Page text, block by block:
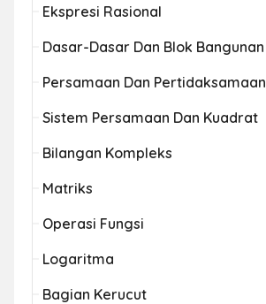
Ekspresi Rasional
Dasar-Dasar Dan Blok Bangunan
Persamaan Dan Pertidaksamaan
Sistem Persamaan Dan Kuadrat
Bilangan Kompleks
Matriks
Operasi Fungsi
Logaritma
Bagian Kerucut